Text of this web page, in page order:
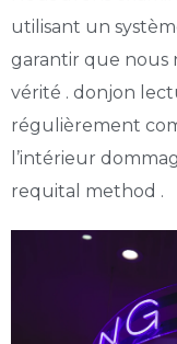
utilisant un
garantir que nous
vérité . donjon
régulièrement
l’intérieur
requital method .